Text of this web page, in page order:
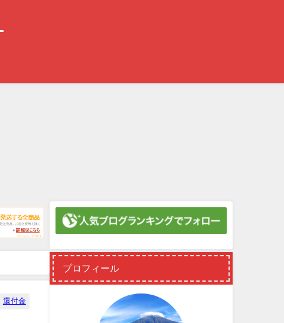
還付金
プロフィール